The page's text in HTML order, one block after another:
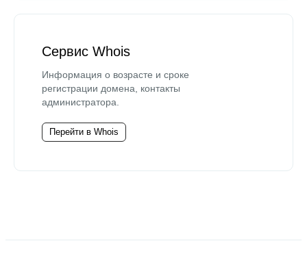
Сервис Whois
Информация о возрасте и сроке
регистрации домена, контакты
администратора.
Перейти в Whois